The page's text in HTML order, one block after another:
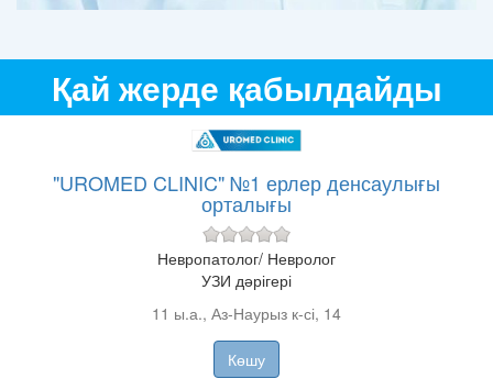
Қай жерде қабылдайды
"UROMED CLINIC" №1 ерлер денсаулығы
орталығы
Невропатолог/ Невролог
УЗИ дәрігері
11 ы.а., Аз-Наурыз к-сі, 14
Көшу